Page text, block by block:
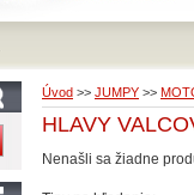
Úvod >> JUMPY >>
HLAVY
Nenašli sa žiadne